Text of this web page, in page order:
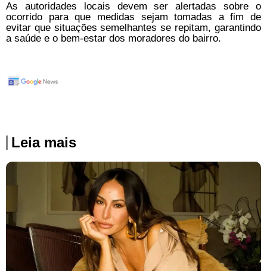
As autoridades locais devem ser alertadas sobre o
ocorrido para que medidas sejam tomadas a fim de
evitar que situações semelhantes se repitam, garantindo
a saúde e o bem-estar dos moradores do bairro.
Leia mais